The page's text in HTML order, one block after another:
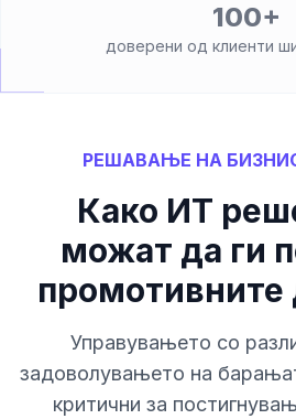
100+
доверени од клиенти
РЕШАВАЊЕ НА
Како ИТ
можат да ги
промотивните
Управувањето со
задоволувањето на
критични за